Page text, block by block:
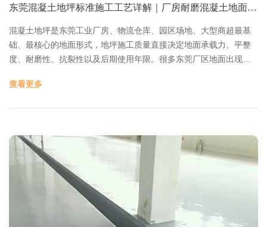
东莞混凝土地坪标准施工工艺详解｜厂房耐磨混凝土地面施
​混凝土地坪是东莞工业厂房、物流仓库、园区场地、大型商超最基
础、最核心的地面形式，地坪施工质量直接决定地面承载力、平整
度、耐磨性、抗裂性以及后期使用年限。很多东莞厂区地面出现起
工艺不规范、工序缺失、基层处理不到位。 东莞坤垚建筑地坪漆有
缝后浇带到养护拆模的全流程工艺，为东莞新建、翻新混凝土地坪
工程提供专业参考。
查看更多